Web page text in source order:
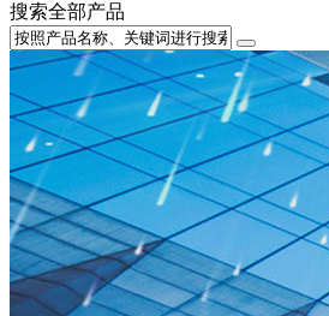
搜索全部产品